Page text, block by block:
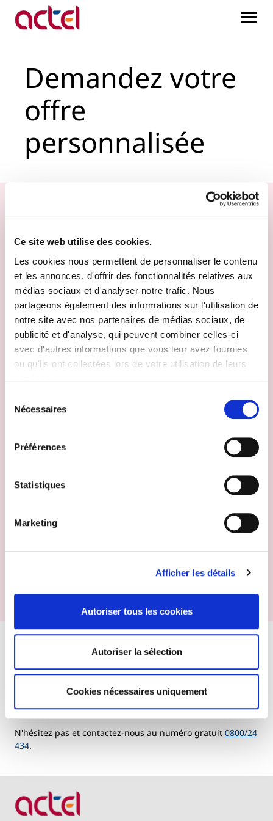
Ce site web utilise des cookies.
Les cookies nous permettent de personnaliser le contenu
et les annonces, d'offrir des fonctionnalités relatives aux
médias sociaux et d'analyser notre trafic. Nous
partageons également des informations sur l'utilisation de
notre site avec nos partenaires de médias sociaux, de
publicité et d'analyse, qui peuvent combiner celles-ci
avec d'autres informations que vous leur avez fournies
ou qu'ils ont collectées lors de votre utilisation de leurs
Nécessaires
Préférences
Statistiques
Marketing
Afficher les détails
Autoriser tous les cookies
Autoriser la sélection
Cookies nécessaires uniquement
Saut au contenu principal
Demandez votre offre
Demandez votre
offre
personnalisée
Êtes-vous à la recherche
votre véhicule ?
Quelle formule convient le mieux à votre véhicule ? À quel
montant s'élèvera la franchise ? De quelle réduction
Nous clarifions avec plaisir les informations techniques
8h30 à 19h45et lesamedi de 9h à 12h45. N'hésitez donc
questions. Nos conseils sont totalement sans
0800/24 434
Besoin de plus d'infos ou
d'un devis gratuit ?
N'hésitez pas et contactez-nous au numéro gratuit 0800/24
434.